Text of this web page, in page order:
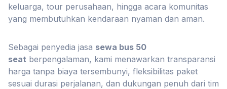
keluarga, tour perusahaan, hingga acara komunitas
yang membutuhkan kendaraan nyaman dan aman.
Sebagai penyedia jasa sewa bus 50
seat berpengalaman, kami menawarkan transparansi
harga tanpa biaya tersembunyi, fleksibilitas paket
sesuai durasi perjalanan, dan dukungan penuh dari tim